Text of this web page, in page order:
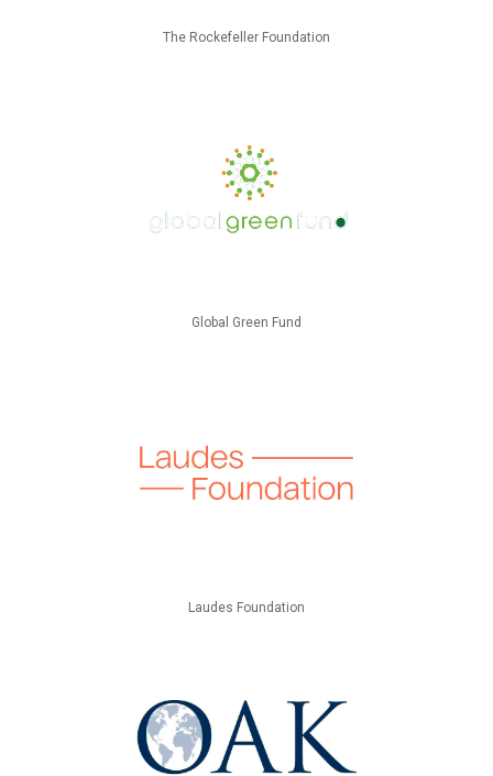
The Rockefeller Foundation
Global Green Fund
Laudes Foundation